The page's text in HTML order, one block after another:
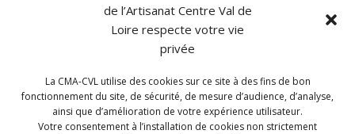
de l’Artisanat Centre Val de
Loire respecte votre vie
privée
La CMA-CVL utilise des cookies sur ce site à des fins de bon
fonctionnement du site, de sécurité, de mesure d’audience, d’analyse,
ainsi que d’amélioration de votre expérience utilisateur.
Votre consentement à l’installation de cookies non strictement
Sans adhésion à ce postulat, un dispositif comme le PPR
n’aurait jamais vu le jour.